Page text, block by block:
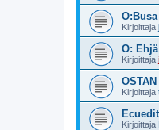
Kirjoittaja
O:
Kirjoittaja
Kirjoittaja
Kirjoittaja